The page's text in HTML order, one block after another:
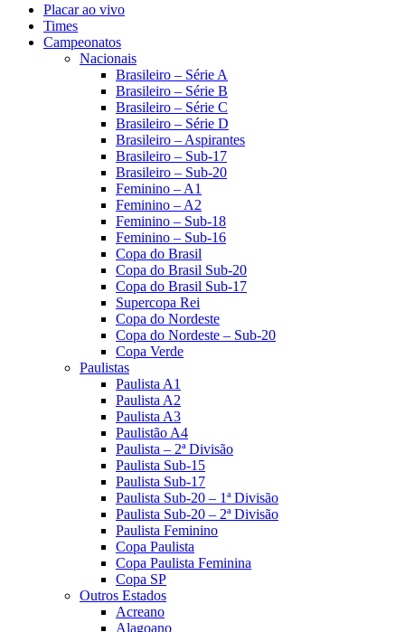
Placar ao vivo
Times
Campeonatos
Nacionais
Brasileiro – Série A
Brasileiro – Série B
Brasileiro – Série C
Brasileiro – Série D
Brasileiro – Aspirantes
Brasileiro – Sub-17
Brasileiro – Sub-20
Feminino – A1
Feminino – A2
Feminino – Sub-18
Feminino – Sub-16
Copa do Brasil
Copa do Brasil Sub-20
Copa do Brasil Sub-17
Supercopa Rei
Copa do Nordeste
Copa do Nordeste – Sub-20
Copa Verde
Paulistas
Paulista A1
Paulista A2
Paulista A3
Paulistão A4
Paulista – 2ª Divisão
Paulista Sub-15
Paulista Sub-17
Paulista Sub-20 – 1ª Divisão
Paulista Sub-20 – 2ª Divisão
Paulista Feminino
Copa Paulista
Copa Paulista Feminina
Copa SP
Outros Estados
Acreano
Alagoano